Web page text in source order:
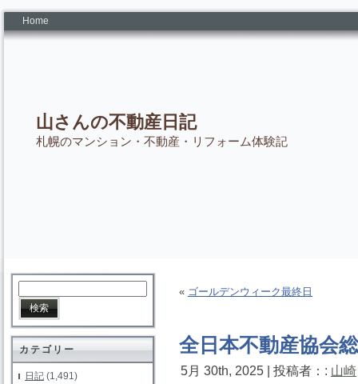
Home
山さんの不動産日記
札幌のマンション・不動産・リフォーム体験記
カテゴリー
日記 (1,491)
« ゴールデンウィーク最終日
全日本不動産協会
5月 30th, 2025 | 投稿者：: 山崎